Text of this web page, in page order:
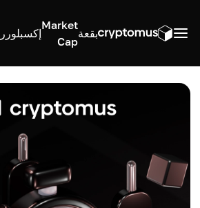
بقعة
Market
Cap
إكسبلورر